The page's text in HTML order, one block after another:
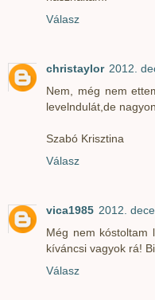
Válasz
christaylor 2012.
Nem, még nem
levelndulát,de
Szabó Krisztina
Válasz
vica1985 2012.
Még nem kóstoltam
kíváncsi vagyok rá!
Válasz